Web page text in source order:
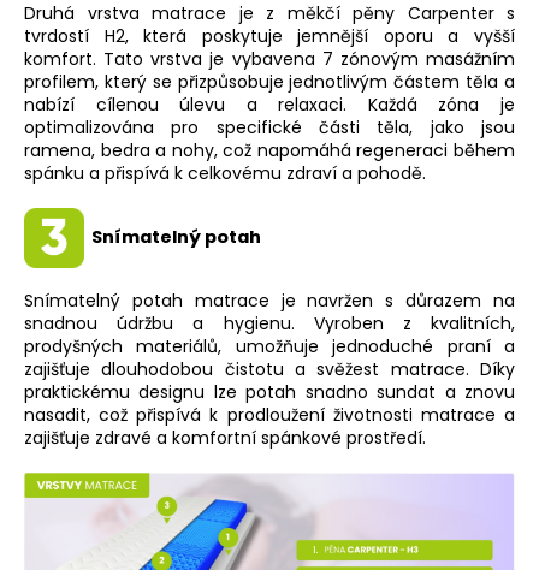
Druhá vrstva matrace je z měkčí pěny Carpenter s
tvrdostí H2, která poskytuje jemnější oporu a vyšší
komfort. Tato vrstva je vybavena 7 zónovým masážním
profilem, který se přizpůsobuje jednotlivým částem těla a
nabízí cílenou úlevu a relaxaci. Každá zóna je
optimalizována pro specifické části těla, jako jsou
ramena, bedra a nohy, což napomáhá regeneraci během
spánku a přispívá k celkovému zdraví a pohodě.
Snímatelný potah
Snímatelný potah matrace je navržen s důrazem na
snadnou údržbu a hygienu. Vyroben z kvalitních,
prodyšných materiálů, umožňuje jednoduché praní a
zajišťuje dlouhodobou čistotu a svěžest matrace. Díky
praktickému designu lze potah snadno sundat a znovu
nasadit, což přispívá k prodloužení životnosti matrace a
zajišťuje zdravé a komfortní spánkové prostředí.